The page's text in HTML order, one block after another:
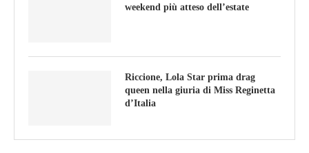
weekend più atteso dell’estate
Riccione, Lola Star prima drag
queen nella giuria di Miss Reginetta
d’Italia